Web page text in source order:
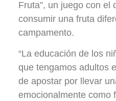
Fruta”, un juego con el
consumir una fruta
campamento.
“La educación de los
que tengamos adultos
de apostar por llevar
emocionalmente como